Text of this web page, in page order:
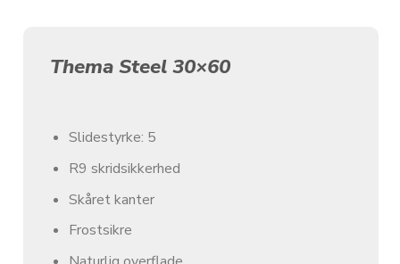
Thema Steel 30×60
Slidestyrke: 5
R9 skridsikkerhed
Skåret kanter
Frostsikre